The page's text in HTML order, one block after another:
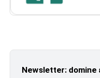
Newsletter: